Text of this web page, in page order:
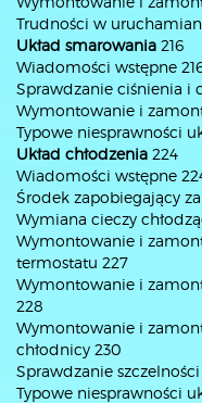
Trudności w
Układ smarowania 216
Wiadomości wstępne
Sprawdzanie ciśnienia i
Wymontowanie i
Typowe niesprawności
Układ chłodzenia 224
Wiadomości wstępne
Środek zapobiegający
Wymiana cieczy
Wymontowanie i
termostatu 227
Wymontowanie i
228
Wymontowanie i
chłodnicy 230
Sprawdzanie
Typowe niesprawności